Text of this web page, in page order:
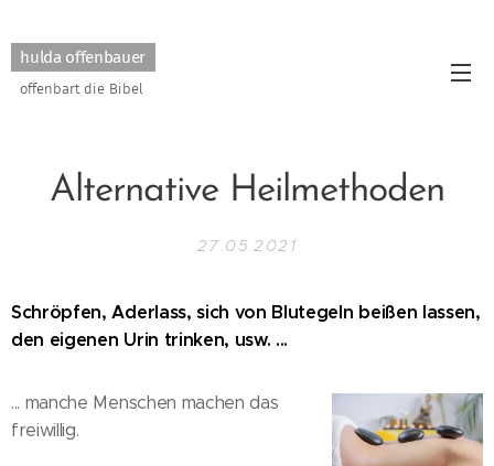
hulda offenbauer
offenbart die Bibel
Alternative Heilmethoden
27.05.2021
Schröpfen, Aderlass, sich von Blutegeln beißen lassen,
den eigenen Urin trinken, usw. ...
... manche Menschen machen das
freiwillig.